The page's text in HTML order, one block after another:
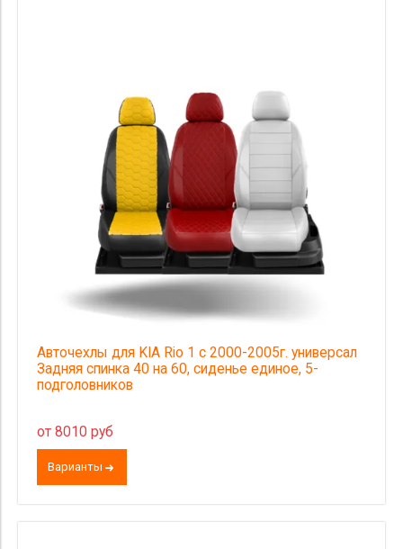
Авточехлы для KIA Rio 1 с 2000-2005г. универсал
Задняя спинка 40 на 60, сиденье единое, 5-
подголовников
от 8010 руб
Варианты